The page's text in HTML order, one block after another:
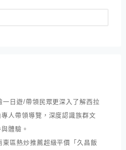
一日遊/帶領民眾更深入了解西拉
人帶領導覽，深度認識族群文
體驗。
東區熱炒推薦超級平價「久昌飯